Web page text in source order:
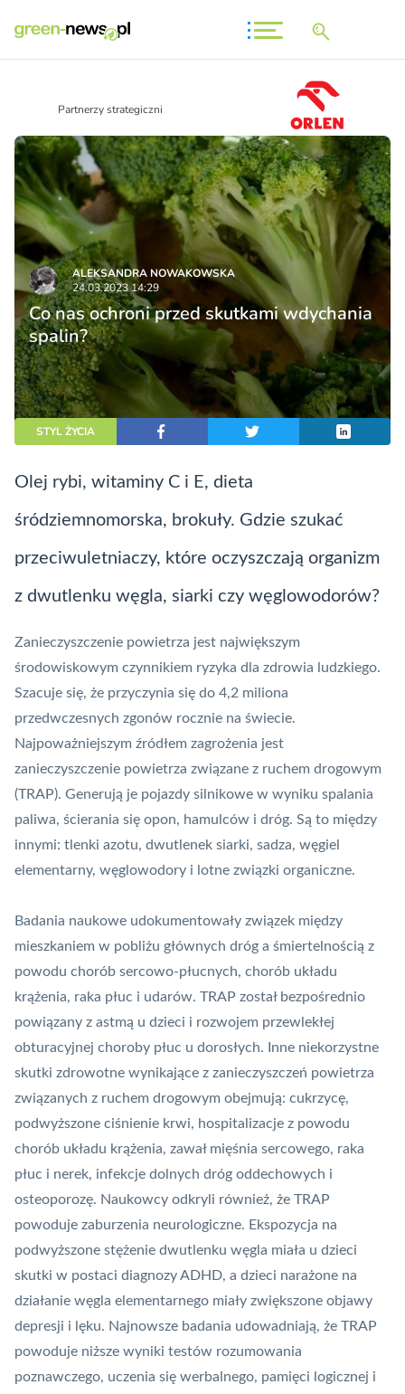
Partnerzy strategiczni
ALEKSANDRA NOWAKOWSKA
24.03.2023 14:29
Co nas ochroni przed skutkami wdychania
spalin?
STYL ŻYCIA
Olej rybi, witaminy C i E, dieta
śródziemnomorska, brokuły. Gdzie szukać
przeciwuletniaczy, które oczyszczają organizm
z dwutlenku węgla, siarki czy węglowodorów?
Zanieczyszczenie powietrza jest największym
środowiskowym czynnikiem ryzyka dla zdrowia ludzkiego.
Szacuje się, że przyczynia się do 4,2 miliona
przedwczesnych zgonów rocznie na świecie.
Najpoważniejszym źródłem zagrożenia jest
zanieczyszczenie powietrza związane z ruchem drogowym
(TRAP). Generują je pojazdy silnikowe w wyniku spalania
paliwa, ścierania się opon, hamulców i dróg. Są to między
innymi: tlenki azotu, dwutlenek siarki, sadza, węgiel
elementarny, węglowodory i lotne związki organiczne.
Badania naukowe udokumentowały związek między
mieszkaniem w pobliżu głównych dróg a śmiertelnością z
powodu chorób sercowo-płucnych, chorób układu
krążenia, raka płuc i udarów. TRAP został bezpośrednio
powiązany z astmą u dzieci i rozwojem przewlekłej
obturacyjnej choroby płuc u dorosłych. Inne niekorzystne
skutki zdrowotne wynikające z zanieczyszczeń powietrza
związanych z ruchem drogowym obejmują: cukrzycę,
podwyższone ciśnienie krwi, hospitalizacje z powodu
chorób układu krążenia, zawał mięśnia sercowego, raka
płuc i nerek, infekcje dolnych dróg oddechowych i
osteoporozę. Naukowcy odkryli również, że TRAP
powoduje zaburzenia neurologiczne. Ekspozycja na
podwyższone stężenie dwutlenku węgla miała u dzieci
skutki w postaci diagnozy ADHD, a dzieci narażone na
działanie węgla elementarnego miały zwiększone objawy
depresji i lęku. Najnowsze badania udowadniają, że TRAP
powoduje niższe wyniki testów rozumowania
poznawczego, uczenia się werbalnego, pamięci logicznej i